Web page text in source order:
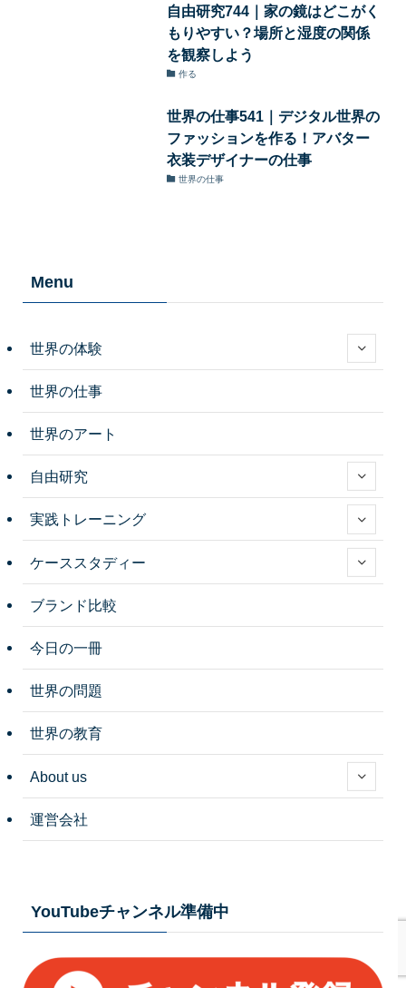
自由研究744｜家の鏡はどこがく
もりやすい？場所と湿度の関係
を観察しよう
作る
世界の仕事541｜デジタル世界の
ファッションを作る！アバター
衣装デザイナーの仕事
世界の仕事
Menu
世界の体験
世界の仕事
世界のアート
自由研究
実践トレーニング
ケーススタディー
ブランド比較
今日の一冊
世界の問題
世界の教育
About us
運営会社
YouTubeチャンネル準備中